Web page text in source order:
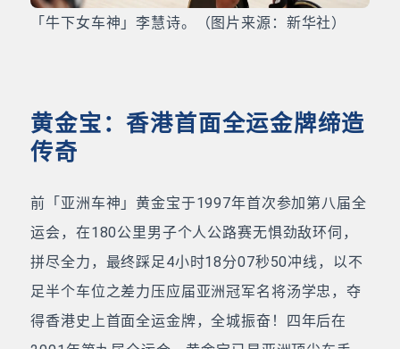
「牛下女车神」李慧诗。（图片来源：新华社）
黄金宝：香港首面全运金牌缔造
传奇
前「亚洲车神」黄金宝于1997年首次参加第八届全
运会，在180公里男子个人公路赛无惧劲敌环伺，
拼尽全力，最终踩足4小时18分07秒50冲线，以不
足半个车位之差力压应届亚洲冠军名将汤学忠，夺
得香港史上首面全运金牌，全城振奋！四年后在